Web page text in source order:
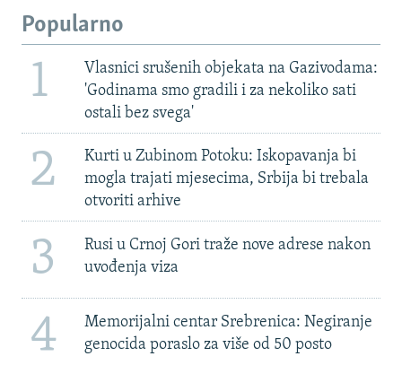
Popularno
1
Vlasnici srušenih objekata na Gazivodama:
'Godinama smo gradili i za nekoliko sati
ostali bez svega'
2
Kurti u Zubinom Potoku: Iskopavanja bi
mogla trajati mjesecima, Srbija bi trebala
otvoriti arhive
3
Rusi u Crnoj Gori traže nove adrese nakon
uvođenja viza
4
Memorijalni centar Srebrenica: Negiranje
genocida poraslo za više od 50 posto